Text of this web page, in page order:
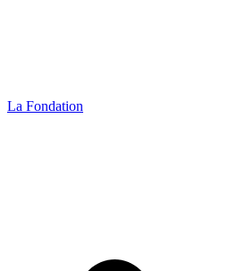
La Fondation